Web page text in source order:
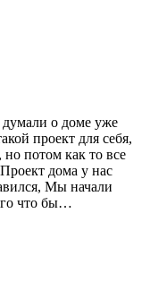
о доме уже
проект для себя,
но потом как то все
дома у нас
Мы начали
что бы…